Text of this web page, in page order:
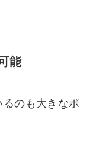
能
のも大きなポ